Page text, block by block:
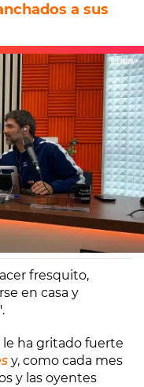
a sus
fresquito,
en casa y
.
le ha gritado fuerte
y, como cada mes
y las oyentes